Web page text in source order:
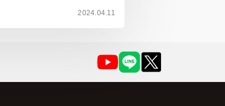
2024.04.11